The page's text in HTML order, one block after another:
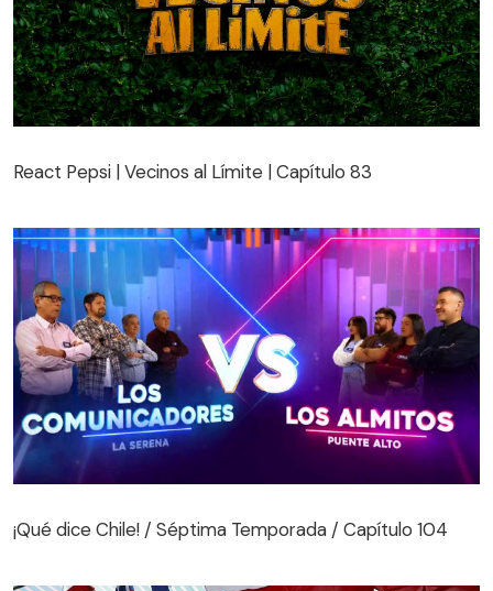
React Pepsi | Vecinos al Límite | Capítulo 83
¡Qué dice Chile! / Séptima Temporada / Capítulo 104